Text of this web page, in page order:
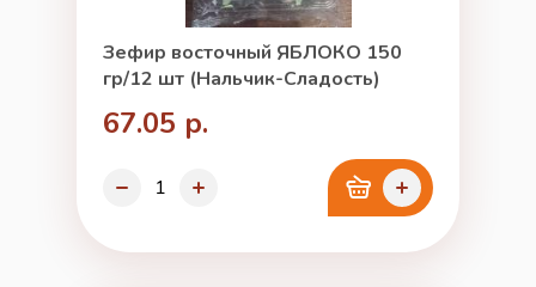
Зефир восточный ЯБЛОКО 150
гр/12 шт (Нальчик-Сладость)
67.05 р.